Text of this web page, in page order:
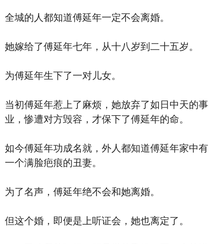
全城的人都知道傅延年一定不会离婚。
她嫁给了傅延年七年，从十八岁到二十五岁。
为傅延年生下了一对儿女。
当初傅延年惹上了麻烦，她放弃了如日中天的事
业，惨遭对方毁容，才保下了傅延年的命。
如今傅延年功成名就，外人都知道傅延年家中有
一个满脸疤痕的丑妻。
为了名声，傅延年绝不会和她离婚。
但这个婚，即便是上听证会，她也离定了。